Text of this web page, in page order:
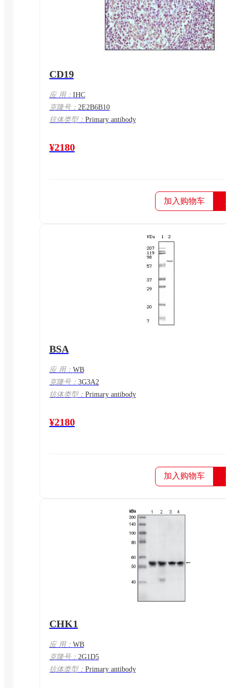
CD19
应 用： IHC
克隆号： 2E2B6B10
抗体类型： Primary antibody
¥2180
加入购物车
BSA
应 用： WB
克隆号： 3G3A2
抗体类型： Primary antibody
¥2180
加入购物车
CHK1
应 用： WB
克隆号： 2G1D5
抗体类型： Primary antibody